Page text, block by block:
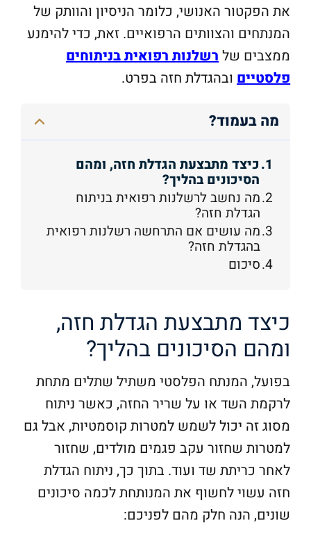
את הפקטור האנושי, כלומר הניסיון והוותק של
המנתחים והצוותים הרפואיים. זאת, כדי להימנע
ממצבים שלרשלנות רפואית בניתוחים
פלסטייםובהגדלת חזה בפרט.
מה בעמוד?
כיצד מתבצעת הגדלת חזה, ומהם
הסיכונים בהליך?
מה נחשב לרשלנות רפואית בניתוח
הגדלת חזה?
מה עושים אם התרחשה רשלנות רפואית
בהגדלת חזה?
סיכום
כיצד מתבצעת הגדלת חזה,
ומהם הסיכונים בהליך?
בפועל, המנתח הפלסטי משתיל שתלים מתחת
לרקמת השד או על שריר החזה, כאשר ניתוח
מסוג זה יכול לשמש למטרות קוסמטיות, אבל גם
למטרות שחזור עקב פגמים מולדים, שחזור
לאחר כריתת שד ועוד. בתוך כך, ניתוח הגדלת
חזה עשוי לחשוף את המנותחת לכמה סיכונים
שונים, הנה חלק מהם לפניכם: